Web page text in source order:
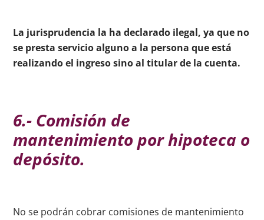
La jurisprudencia la ha declarado ilegal, ya que no
se presta servicio alguno a la persona que está
realizando el ingreso sino al titular de la cuenta.
6.- Comisión de
mantenimiento por hipoteca o
depósito.
No se podrán cobrar comisiones de mantenimiento